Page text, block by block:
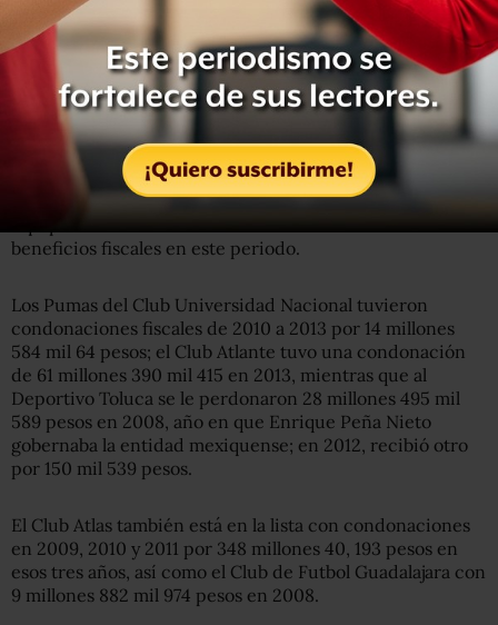
Con montos menores aparecen las Universidades
Autónomas de Tamaulipas, Tabasco, Guadalajara, Puebla,
Nayarit, Nuevo León, Hidalgo, Oaxaca, Baja California, Baja
California Sur, Campeche, Chapingo y Aguascalientes.
Equipos de futbol beneficiados
Equipos del futbol mexicano también recibieron
beneficios fiscales en este periodo.
Los Pumas del Club Universidad Nacional tuvieron
condonaciones fiscales de 2010 a 2013 por 14 millones
584 mil 64 pesos; el Club Atlante tuvo una condonación
de 61 millones 390 mil 415 en 2013, mientras que al
Deportivo Toluca se le perdonaron 28 millones 495 mil
589 pesos en 2008, año en que Enrique Peña Nieto
gobernaba la entidad mexiquense; en 2012, recibió otro
por 150 mil 539 pesos.
El Club Atlas también está en la lista con condonaciones
en 2009, 2010 y 2011 por 348 millones 40, 193 pesos en
esos tres años, así como el Club de Futbol Guadalajara con
9 millones 882 mil 974 pesos en 2008.